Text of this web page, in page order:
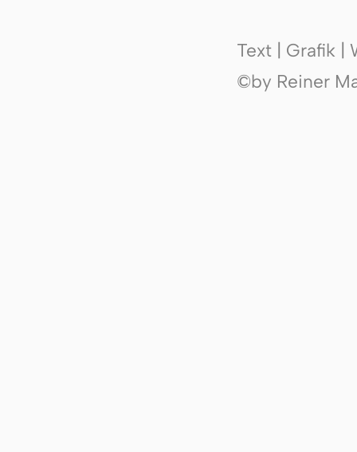
Text | Grafik |
©by Reiner